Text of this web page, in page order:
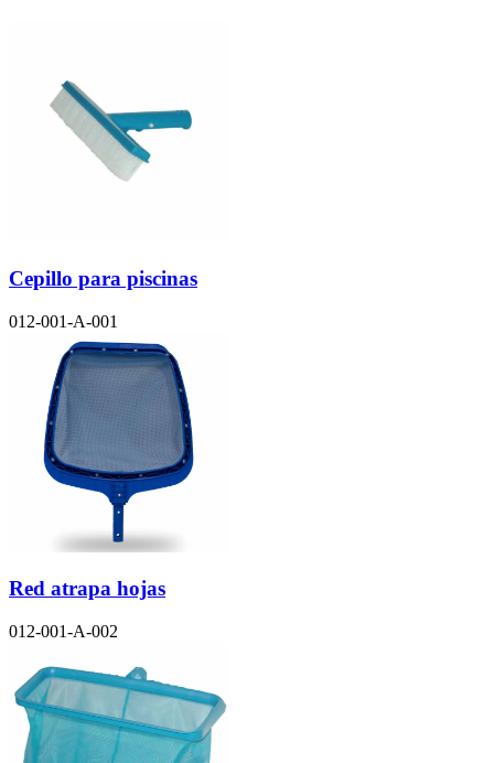
Cepillo para piscinas
012-001-A-001
Red atrapa hojas
012-001-A-002